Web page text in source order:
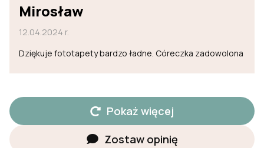
Mirosław
12.04.2024 r.
Dziękuje fototapety bardzo ładne. Córeczka zadowolona
Pokaż więcej
Zostaw opinię